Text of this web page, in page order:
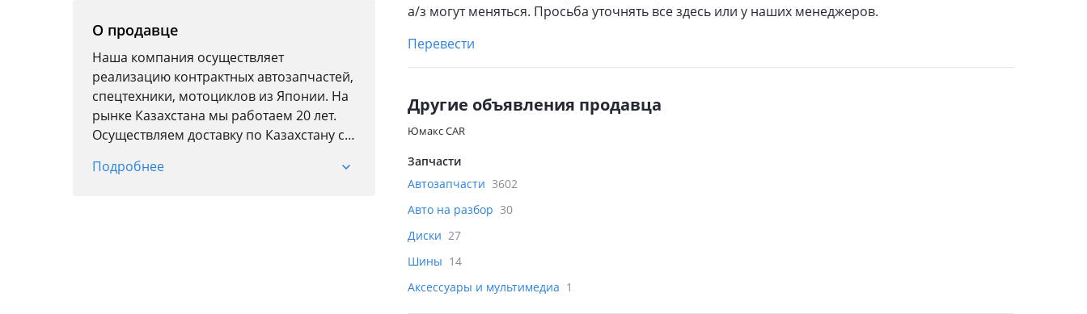
О продавце
Наша компания осуществляет
реализацию контрактных автозапчастей,
спецтехники, мотоциклов из Японии. На
рынке Казахстана мы работаем 20 лет.
Осуществляем доставку по Казахстану с
двигатели, коробки передач, детали
Подробнее
а/з могут меняться. Просьба уточнять все здесь или у наших менеджеров.
Перевести
Другие объявления продавца
Юмакс CAR
Запчасти
Автозапчасти 3602
Авто на разбор 30
Диски 27
Шины 14
Аксессуары и мультимедиа 1